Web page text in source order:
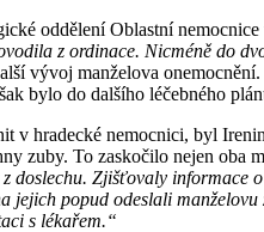
oddělení Oblastní
z ordinace. Nicméně do
vývoj manželova
bylo do dalšího léčebného
v hradecké nemocnici, byl
zuby. To zaskočilo nejen oba
doslechu. Zjišťovaly informace
popud odeslali
s lékařem.“